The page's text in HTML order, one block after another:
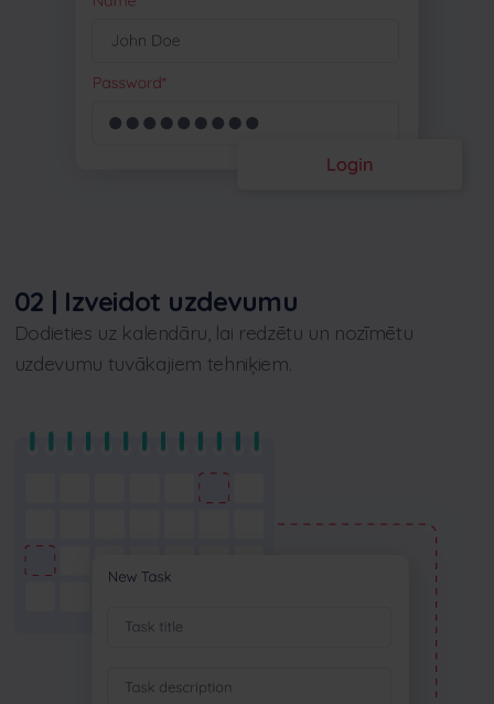
02 | Izveidot uzdevumu
Dodieties uz kalendāru, lai redzētu un nozīmētu
uzdevumu tuvākajiem tehniķiem.